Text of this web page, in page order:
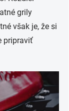
grily
však je, že si
pripraviť